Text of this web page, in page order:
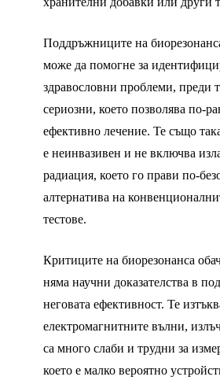
Поддръжниците на
може да помогне за
здравословни проблеми, преди
сериозни, което позволява по-
ефективно лечение. Те също
е неинвазивен и не включва
радиация, което го прави по-
алтернатива на
тестове.
Критиците на биорезонанса
няма научни доказателства в
неговата ефективност. Те
електромагнитните вълни,
са много слаби и трудни за
което е малко вероятно